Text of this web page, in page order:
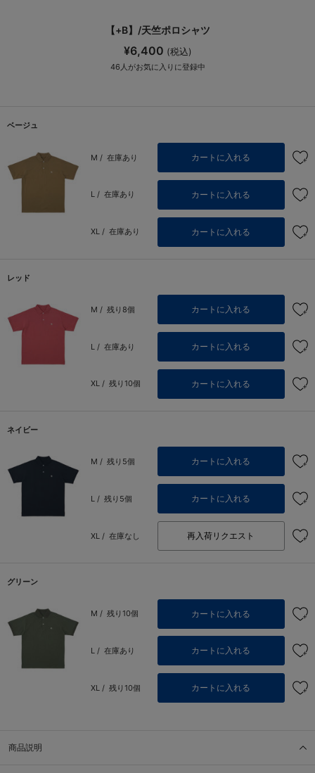
【+B】/天竺ポロシャツ
¥6,400 (税込)
46 人がお気に入りに登録中
ベージュ
M / 在庫あり カートに入れる
L / 在庫あり カートに入れる
XL / 在庫あり カートに入れる
レッド
M / 残り8個 カートに入れる
L / 在庫あり カートに入れる
XL / 残り10個 カートに入れる
ネイビー
M / 残り5個 カートに入れる
L / 残り5個 カートに入れる
XL / 在庫なし 再入荷リクエスト
グリーン
M / 残り10個 カートに入れる
L / 在庫あり カートに入れる
XL / 残り10個 カートに入れる
商品説明